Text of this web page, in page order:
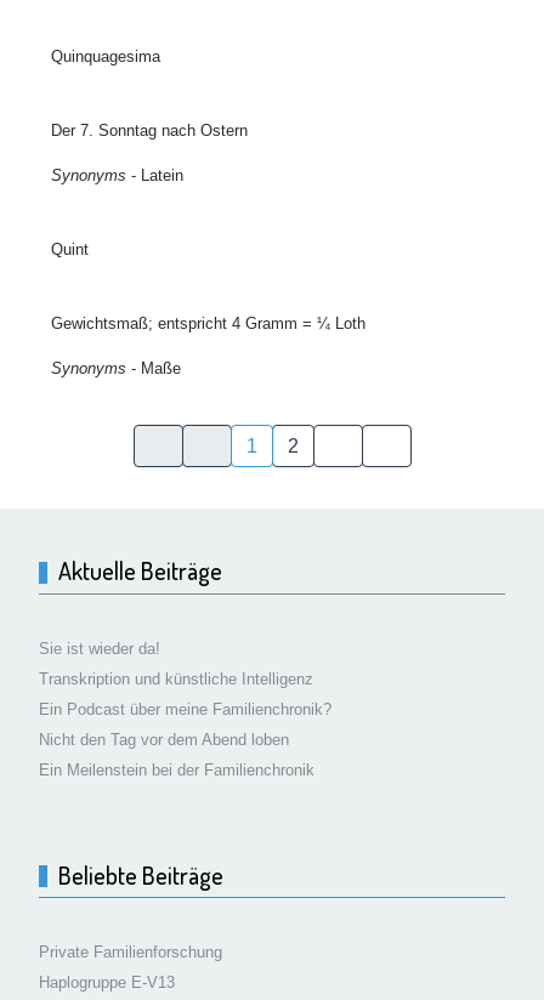
Quinquagesima
Der 7. Sonntag nach Ostern
Synonyms - Latein
Quint
Gewichtsmaß; entspricht 4 Gramm = ¼ Loth
Synonyms - Maße
1 2
Aktuelle Beiträge
Sie ist wieder da!
Transkription und künstliche Intelligenz
Ein Podcast über meine Familienchronik?
Nicht den Tag vor dem Abend loben
Ein Meilenstein bei der Familienchronik
Beliebte Beiträge
Private Familienforschung
Haplogruppe E-V13